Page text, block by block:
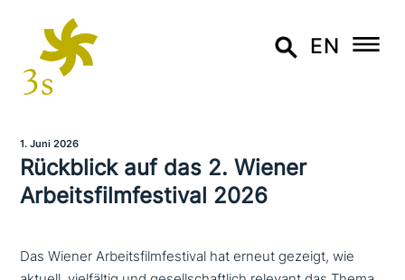
EN
1. Juni 2026
Rückblick auf das 2. Wiener
Arbeitsfilmfestival 2026
Das Wiener Arbeitsfilmfestival hat erneut gezeigt, wie